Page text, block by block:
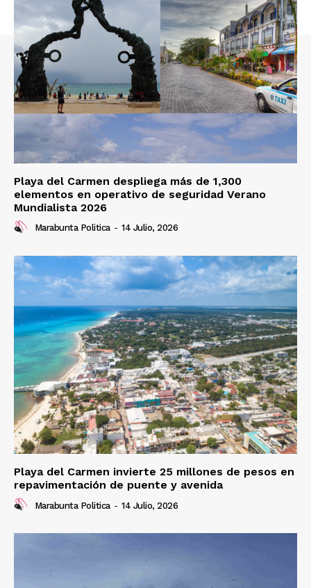
Playa del Carmen despliega más de 1,300
elementos en operativo de seguridad Verano
Mundialista 2026
Marabunta Politica - 14 Julio, 2026
Playa del Carmen invierte 25 millones de pesos en
repavimentación de puente y avenida
Marabunta Politica - 14 Julio, 2026